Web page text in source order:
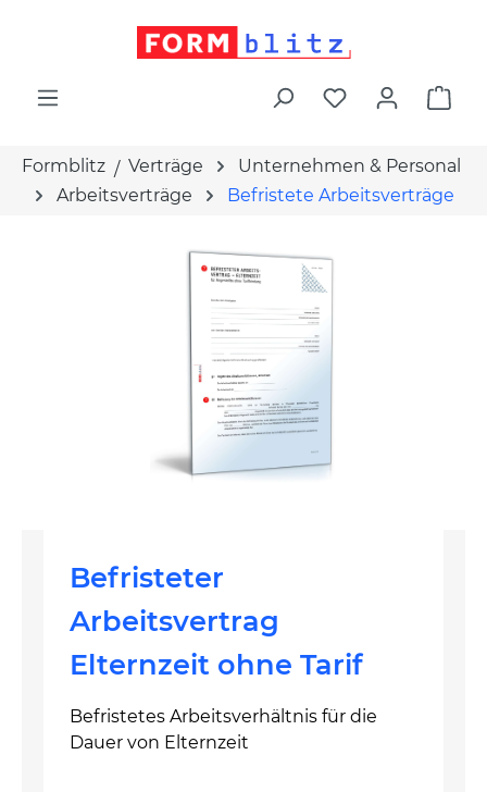
Formblitz Verträge
Unternehmen & Personal
Arbeitsverträge
Befristete Arbeitsverträge
Befristeter
Arbeitsvertrag
Elternzeit ohne Tarif
Befristetes Arbeitsverhältnis für die
Dauer von Elternzeit